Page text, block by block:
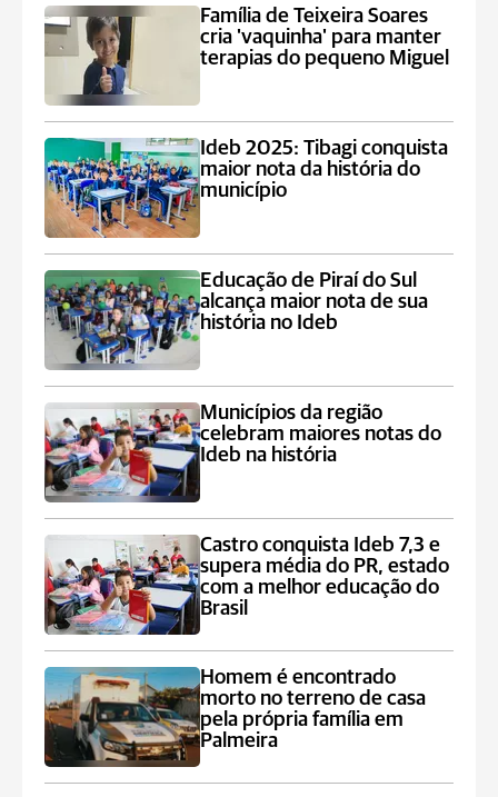
Família de Teixeira Soares
cria 'vaquinha' para manter
terapias do pequeno Miguel
Ideb 2025: Tibagi conquista
maior nota da história do
município
Educação de Piraí do Sul
alcança maior nota de sua
história no Ideb
Municípios da região
celebram maiores notas do
Ideb na história
Castro conquista Ideb 7,3 e
supera média do PR, estado
com a melhor educação do
Brasil
Homem é encontrado
morto no terreno de casa
pela própria família em
Palmeira